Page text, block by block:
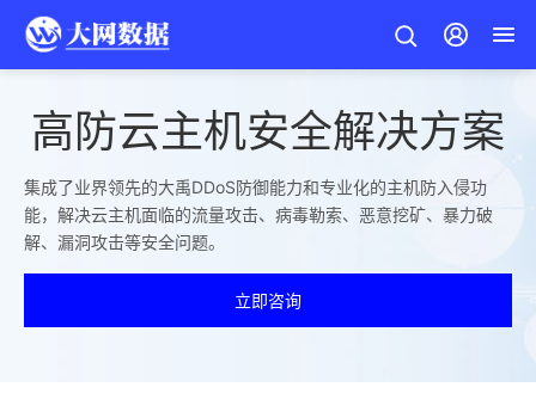
高防云主机安全解决方案
集成了业界领先的大禹DDoS防御能力和专业化的主机防入侵功
能，解决云主机面临的流量攻击、病毒勒索、恶意挖矿、暴力破
解、漏洞攻击等安全问题。
立即咨询